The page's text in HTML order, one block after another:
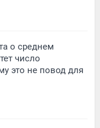
о среднем
число
это не повод для